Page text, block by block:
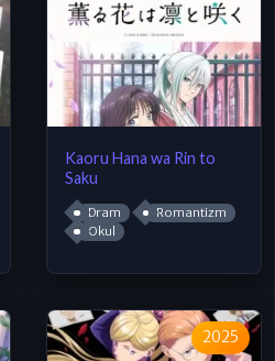
Kaoru Hana wa Rin to
Saku
Dram
Romantizm
Okul
2025